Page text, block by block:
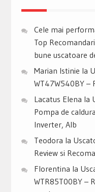
Cele mai
Top
bune uscatoare
Marian Istinie la
WT47W540BY –
Lacatus Elena la
Pompa de
Inverter, Alb
Teodora la
Review si
Florentina la
WTR85T00BY –